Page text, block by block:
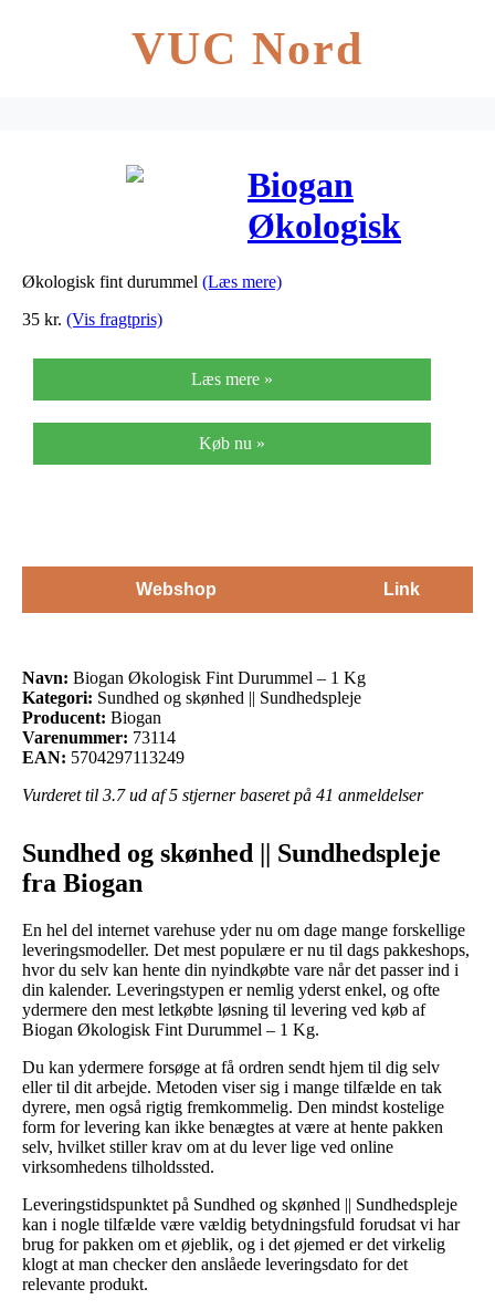
VUC Nord
Biogan
Økologisk
Fint
Kg
Økologisk fint durummel (Læs mere)
35 kr. (Vis fragtpris)
Læs mere »
Køb nu »
Webshop Link
Navn: Biogan Økologisk Fint Durummel – 1 Kg
Kategori: Sundhed og skønhed || Sundhedspleje
Producent: Biogan
Varenummer: 73114
EAN: 5704297113249
Vurderet til 3.7ud af 5 stjerner baseret på 41 anmeldelser
Sundhed og skønhed || Sundhedspleje
fra Biogan
En hel del internet varehuse yder nu om dage mange forskellige
leveringsmodeller. Det mest populære er nu til dags pakkeshops,
hvor du selv kan hente din nyindkøbte vare når det passer ind i
din kalender. Leveringstypen er nemlig yderst enkel, og ofte
ydermere den mest letkøbte løsning til levering ved køb af
Biogan Økologisk Fint Durummel – 1 Kg.
Du kan ydermere forsøge at få ordren sendt hjem til dig selv
eller til dit arbejde. Metoden viser sig i mange tilfælde en tak
dyrere, men også rigtig fremkommelig. Den mindst kostelige
form for levering kan ikke benægtes at være at hente pakken
selv, hvilket stiller krav om at du lever lige ved online
virksomhedens tilholdssted.
Leveringstidspunktet på Sundhed og skønhed || Sundhedspleje
kan i nogle tilfælde være vældig betydningsfuld forudsat vi har
brug for pakken om et øjeblik, og i det øjemed er det virkelig
klogt at man checker den anslåede leveringsdato for det
relevante produkt.